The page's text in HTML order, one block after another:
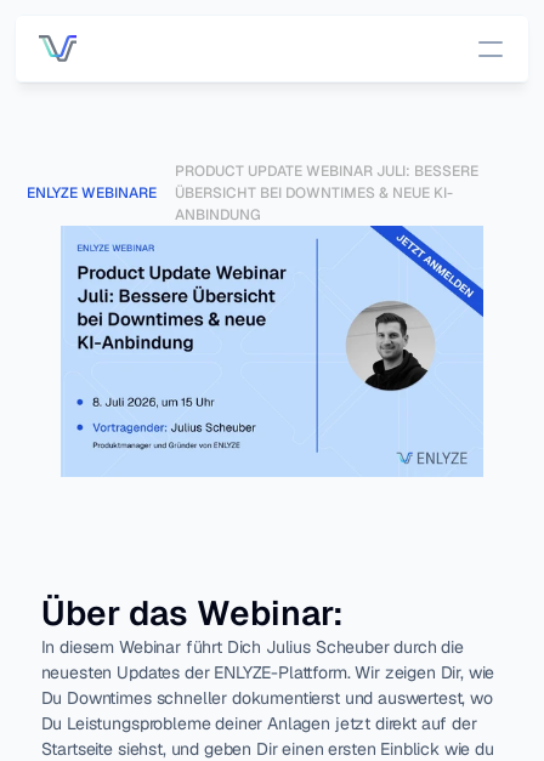
Preise
Kunden
DATEN-INFRASTRUKTUR
Plattfor
m
verbinden
Industria
l Data
Ops
Mach Daten
verständlich
OUT-OF-THE-BOX APP
App-
Übersicht
Managemen
Digitale
Werkerführu
ng
Rückverfolg
barkeit
ENLYZE WEBINARE
PRODUCT UPDATE WEBINAR JULI: BESSERE
ÜBERSICHT BEI DOWNTIMES & NEUE KI-
ANBINDUNG
Über das Webinar:
In diesem Webinar führt Dich Julius Scheuber durch die
neuesten Updates der ENLYZE-Plattform. Wir zeigen Dir, wie
Du Downtimes schneller dokumentierst und auswertest, wo
Du Leistungsprobleme deiner Anlagen jetzt direkt auf der
Startseite siehst, und geben Dir einen ersten Einblick wie du